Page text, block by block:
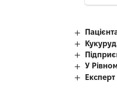
У